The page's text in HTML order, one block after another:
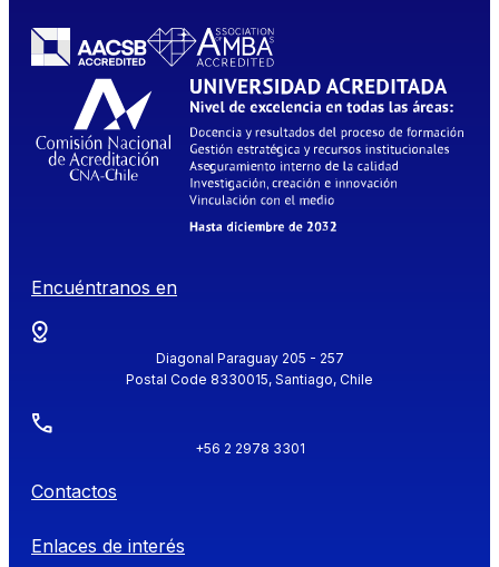
Encuéntranos en
Diagonal Paraguay 205 - 257
Postal Code 8330015, Santiago, Chile
+56 2 2978 3301
Contactos
Enlaces de interés